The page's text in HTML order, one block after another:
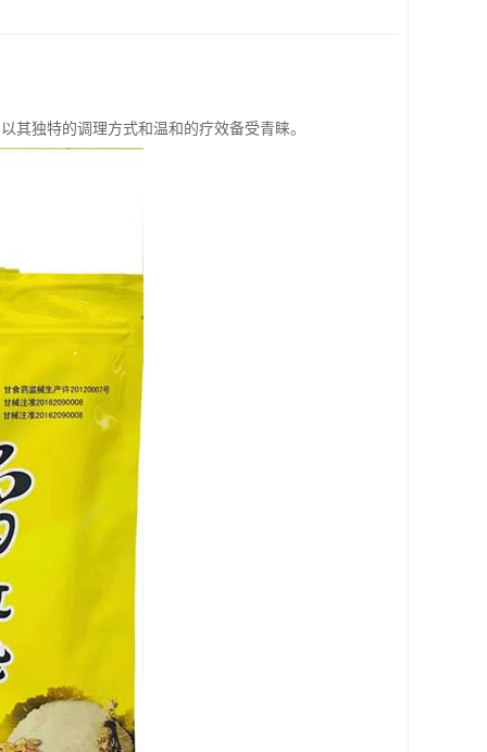
其独特的调理方式和温和的疗效备受青睐。